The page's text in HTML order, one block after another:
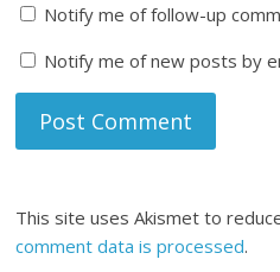
Notify me of follow-up
Notify me of new posts by
This site uses Akismet to
comment data is processed.